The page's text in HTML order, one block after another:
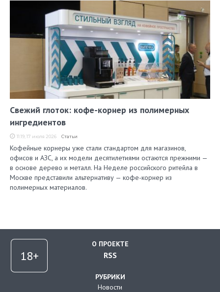
Свежий глоток: кофе-корнер из полимерных
ингредиентов
11:19, 17 июля 2026 Статьи
Кофейные корнеры уже стали стандартом для магазинов,
офисов и АЗС, а их модели десятилетиями остаются прежними —
в основе дерево и металл. На Неделе российского ритейла в
Москве представили альтернативу — кофе-корнер из
полимерных материалов.
О ПРОЕКТЕ
RSS
РУБРИКИ
Новости